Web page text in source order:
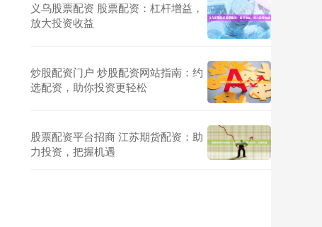
义乌股票配资 股票配资：杠杆增益，
放大投资收益
炒股配资门户 炒股配资网站指南：约
选配资，助你投资更轻松
股票配资平台招商 江苏期货配资：助
力投资，把握机遇